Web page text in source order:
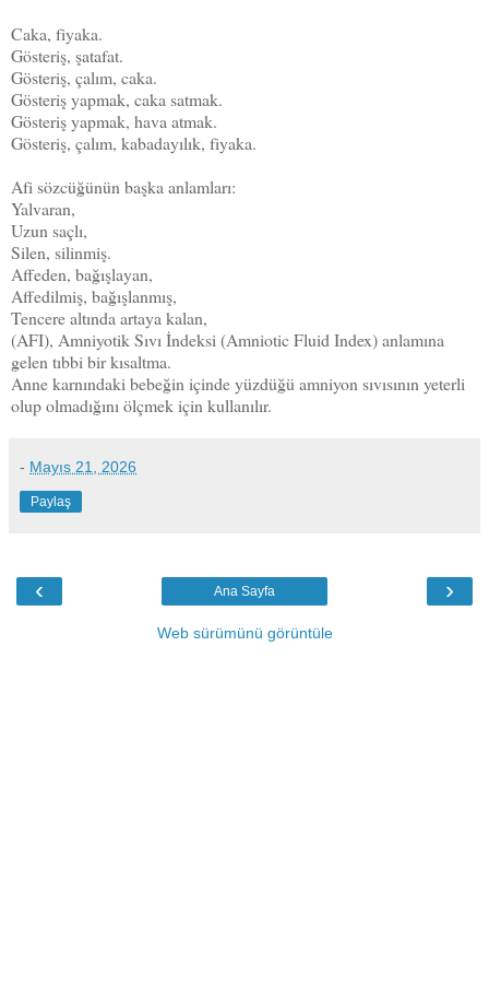
Caka, fiyaka.
Gösteriş, şatafat.
Gösteriş, çalım, caka.
Gösteriş yapmak, caka satmak.
Gösteriş yapmak, hava atmak.
Gösteriş, çalım, kabadayılık, fiyaka.
Afi sözcüğünün başka anlamları:
Yalvaran,
Uzun saçlı,
Silen, silinmiş.
Affeden, bağışlayan,
Affedilmiş, bağışlanmış,
Tencere altında artaya kalan,
(AFI), Amniyotik Sıvı İndeksi (Amniotic Fluid Index) anlamına
gelen tıbbi bir kısaltma.
Anne karnındaki bebeğin içinde yüzdüğü amniyon sıvısının yeterli
olup olmadığını ölçmek için kullanılır.
- Mayıs 21, 2026
Paylaş
‹ ›
Ana Sayfa
Web sürümünü görüntüle